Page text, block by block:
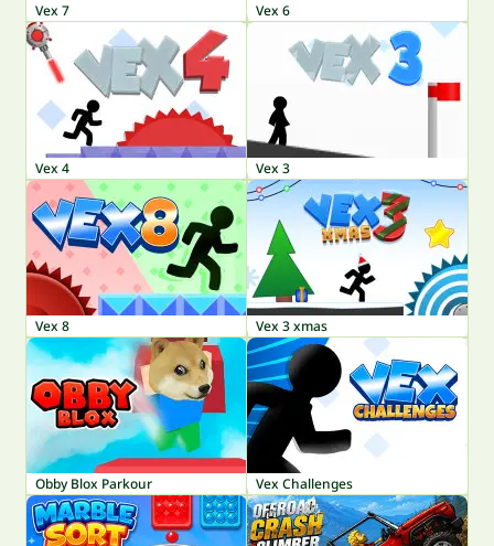
Vex 7 Vex 6
Vex 4 Vex 3
Vex 8 Vex 3 xmas
Obby Blox Parkour Vex Challenges